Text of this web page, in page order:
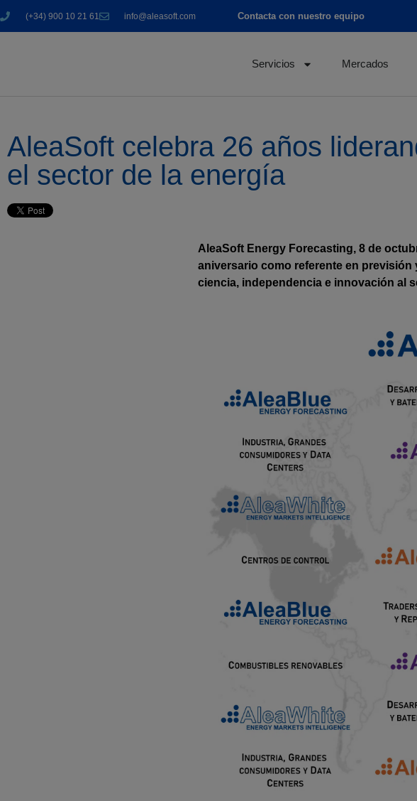
(+34) 900 10 21 61 info@aleasoft.com Contacta con nuestro equipo
Servicios Mercados
AleaSoft celebra 26 años
el sector de la energía
AleaSoft Energy Forecasting, 8 de
aniversario como referente en
ciencia, independencia e innovación al